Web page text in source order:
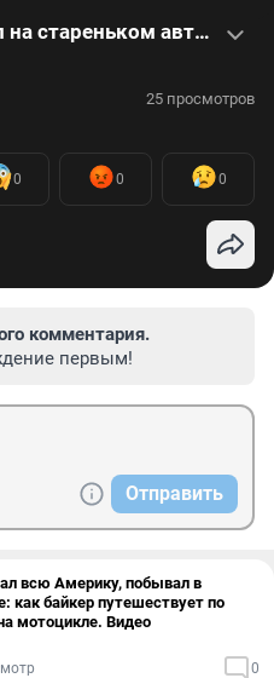
Путешественник проехал на стареньком авто всю Монголию и рассказал о своих впечатлениях — видео
25 просмотров
0 0 0
комментария.
первым!
Отправить
всю Америку, побывал в
как байкер путешествует по
мотоцикле. Видео
0